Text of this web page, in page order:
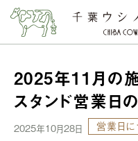
2025年11月の
スタンド営業日
2025年10月28日 営業日